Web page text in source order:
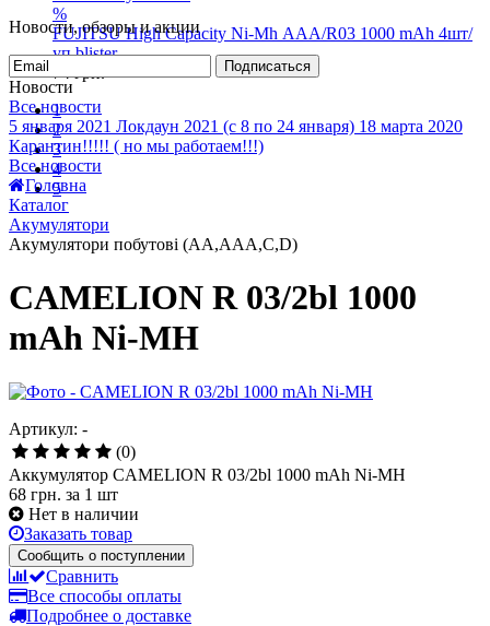
%
FUJITSU High Capacity Ni-Mh ААА/R03 1000 mAh 4шт/
уп blister
74грн.
1
2
3
4
5
Новости, обзоры и акции
Подписаться
Новости
Все новости
5 января 2021 Локдаун 2021 (с 8 по 24 января) 18 марта 2020
Карантин!!!!! ( но мы работаем!!!)
Все новости
Головна
Каталог
Акумулятори
Акумулятори побутові (AA,AAA,C,D)
CAMELION R 03/2bl 1000
mAh Ni-MH
Артикул: -
(0)
Аккумулятор CAMELION R 03/2bl 1000 mAh Ni-MH
68 грн. за 1 шт
Нет в наличии
Заказать товар
Сообщить о поступлении
Сравнить
Все способы оплаты
Подробнее о доставке